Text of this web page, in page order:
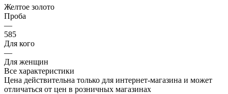
Желтое золото
Проба
—
585
Для кого
—
Для женщин
Все характеристики
Цена действительна только для интернет-магазина и может
отличаться от цен в розничных магазинах